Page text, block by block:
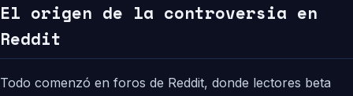
El origen de la controversia en
Reddit
Todo comenzó en foros de Reddit, donde lectores beta